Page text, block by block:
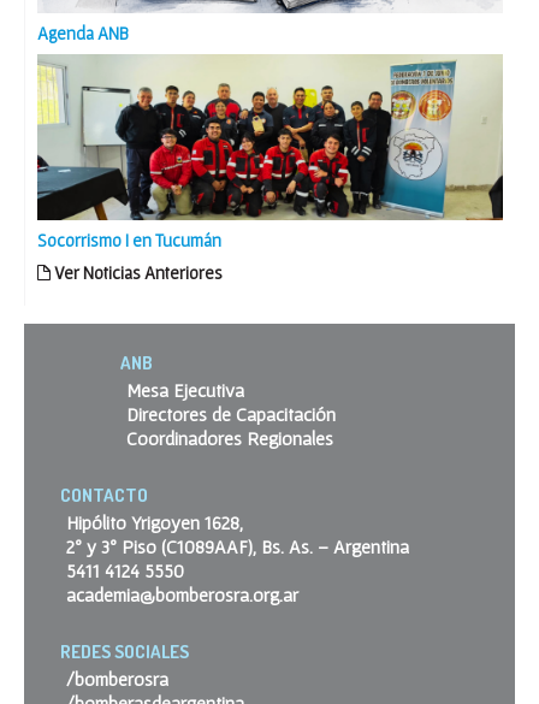
Agenda ANB
Socorrismo I en Tucumán
Ver Noticias Anteriores
ANB
Mesa Ejecutiva
Directores de Capacitación
Coordinadores Regionales
CONTACTO
Hipólito Yrigoyen 1628,
2º y 3º Piso (C1089AAF), Bs. As. – Argentina
5411 4124 5550
academia@bomberosra.org.ar
REDES SOCIALES
/bomberosra